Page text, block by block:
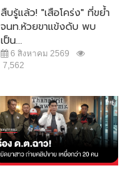
สืบรู้แล้ว! "เสือโคร่ง" ที่ขย้ำ
จนท.ห้วยขาแข้งดับ พบ
เป็น...
6 สิงหาคม 2569
7,562